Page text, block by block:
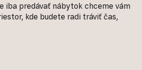
iba predávať nábytok chceme vám
kde budete radi tráviť čas,